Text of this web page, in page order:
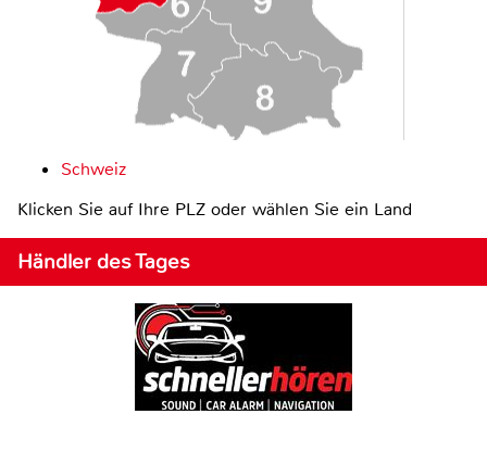
Schweiz
Klicken Sie auf Ihre PLZ oder wählen Sie ein Land
Händler des Tages